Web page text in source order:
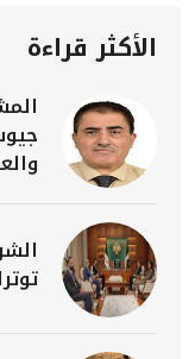
الأكثر قراءة